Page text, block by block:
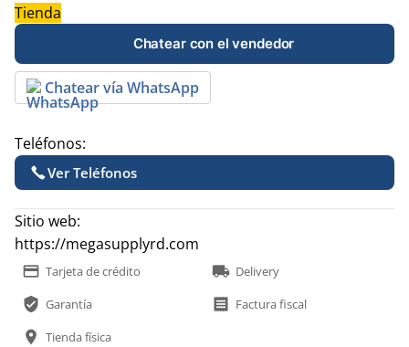
Tienda
Chatear con el vendedor
Chatear vía WhatsApp
Teléfonos:
Ver Teléfonos
Sitio web:
https://megasupplyrd.com
payment Tarjeta de crédito local_shipping Delivery
verified_user Garantía receipt Factura fiscal
location_on Tienda física